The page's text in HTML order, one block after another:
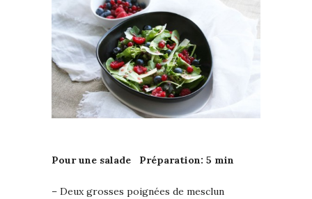
Pour une salade Préparation: 5 min
– Deux grosses poignées de mesclun